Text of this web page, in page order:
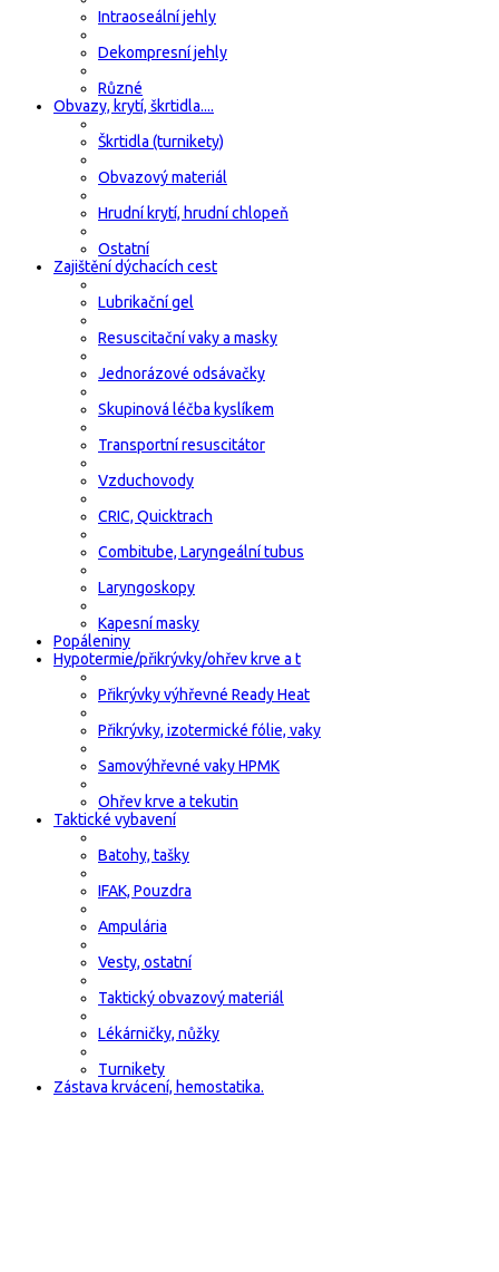
Intraoseální jehly
Dekompresní jehly
Různé
Obvazy, krytí, škrtidla....
Škrtidla (turnikety)
Obvazový materiál
Hrudní krytí, hrudní chlopeň
Ostatní
Zajištění dýchacích cest
Lubrikační gel
Resuscitační vaky a masky
Jednorázové odsávačky
Skupinová léčba kyslíkem
Transportní resuscitátor
Vzduchovody
CRIC, Quicktrach
Combitube, Laryngeální tubus
Laryngoskopy
Kapesní masky
Popáleniny
Hypotermie/přikrývky/ohřev krve a t
Přikrývky výhřevné Ready Heat
Přikrývky, izotermické fólie, vaky
Samovýhřevné vaky HPMK
Ohřev krve a tekutin
Taktické vybavení
Batohy, tašky
IFAK, Pouzdra
Ampulária
Vesty, ostatní
Taktický obvazový materiál
Lékárničky, nůžky
Turnikety
Zástava krvácení, hemostatika.